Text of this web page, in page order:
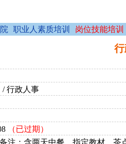
职业人素质培训 岗位技能培训
/ 行政人事
（已过期）
注：含两天中餐、指定教材、茶